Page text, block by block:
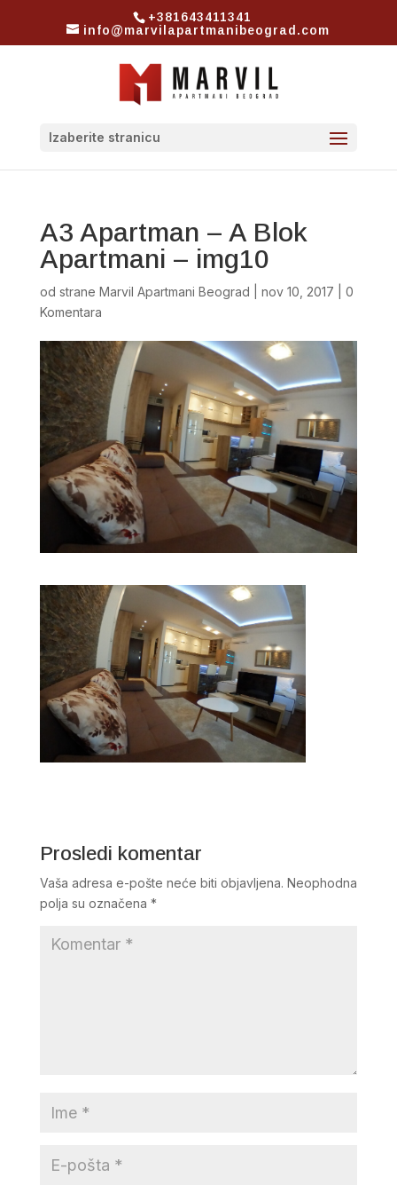
+381643411341
info@marvilapartmanibeograd.com
Izaberite stranicu
A3 Apartman – A Blok
Apartmani – img10
od strane Marvil Apartmani Beograd nov 10, 2017
0
Komentara
Prosledi komentar
Vaša adresa e-pošte neće biti objavljena. Neophodna
polja su označena *